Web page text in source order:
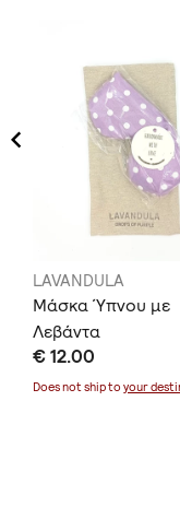
LAVANDULA
Μάσκα Ύπνου με
Λεβάντα
€ 12.00
Does not ship to your